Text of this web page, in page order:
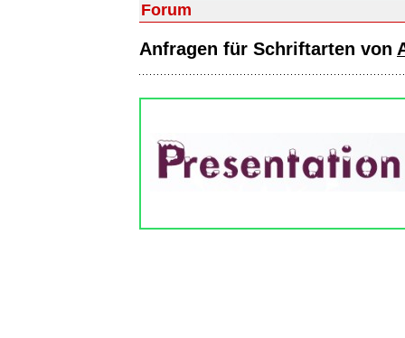
Forum
Anfragen für Schriftarten von